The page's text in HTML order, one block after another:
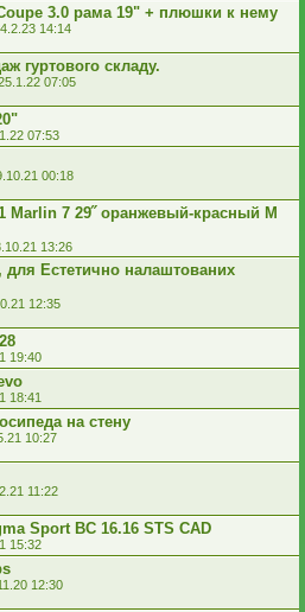
3.0 рама 19" + плюшки к нему
14:14
гуртового складу.
07:05
07:53
00:18
Marlin 7 29˝ оранжевый-красный M
13:26
Естетично налаштованих
12:35
19:40
18:41
на стену
10:27
11:22
Sport BC 16.16 STS CAD
15:32
12:30